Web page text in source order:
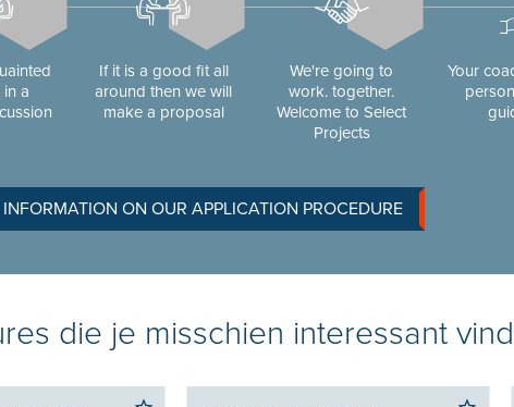
a
If it is a good fit all
around then we will
make a proposal
We're going to
work. together.
Welcome to Select
Projects
Your
INFORMATION ON OUR APPLICATION PROCEDURE
die je misschien interessant